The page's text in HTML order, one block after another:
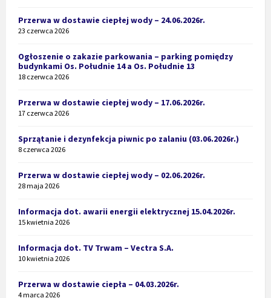
Przerwa w dostawie ciepłej wody – 24.06.2026r.
23 czerwca 2026
Ogłoszenie o zakazie parkowania – parking pomiędzy
budynkami Os. Południe 14 a Os. Południe 13
18 czerwca 2026
Przerwa w dostawie ciepłej wody – 17.06.2026r.
17 czerwca 2026
Sprzątanie i dezynfekcja piwnic po zalaniu (03.06.2026r.)
8 czerwca 2026
Przerwa w dostawie ciepłej wody – 02.06.2026r.
28 maja 2026
Informacja dot. awarii energii elektrycznej 15.04.2026r.
15 kwietnia 2026
Informacja dot. TV Trwam – Vectra S.A.
10 kwietnia 2026
Przerwa w dostawie ciepła – 04.03.2026r.
4 marca 2026